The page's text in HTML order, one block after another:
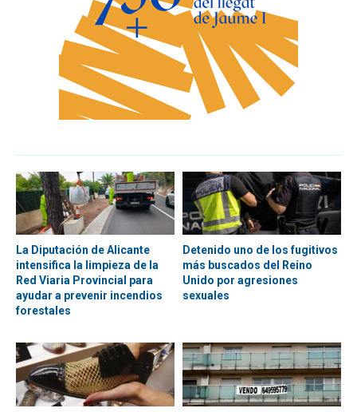
La Diputación de Alicante
intensifica la limpieza de la
Red Viaria Provincial para
ayudar a prevenir incendios
forestales
Detenido uno de los fugitivos
más buscados del Reino
Unido por agresiones
sexuales